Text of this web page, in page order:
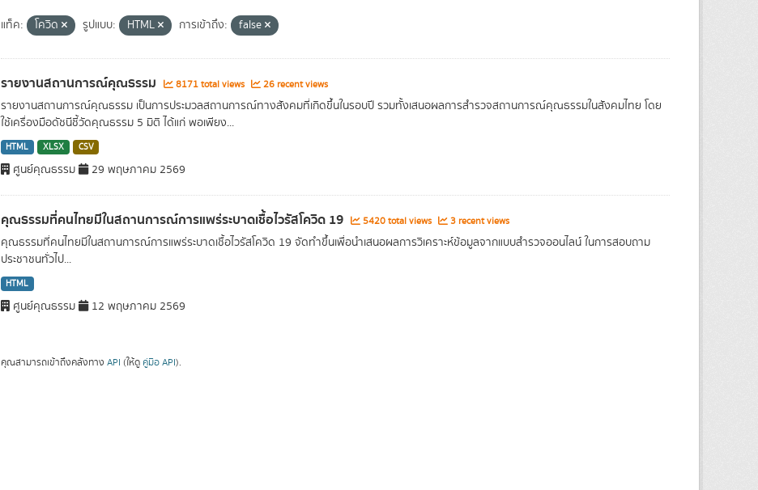
แท็ค: โควิด รูปแบบ: HTML การเข้าถึง: false
รายงานสถานการณ์คุณธรรม 8171 total views 26 recent views
รายงานสถานการณ์คุณธรรม เป็นการประมวลสถานการณ์ทางสังคมที่เกิดขึ้นในรอบปี รวมทั้งเสนอผลการสำรวจสถานการณ์คุณธรรมในสังคมไทย โดย
ใช้เครื่องมือดัชนีชี้วัดคุณธรรม 5 มิติ ได้แก่ พอเพียง...
HTML XLSX CSV
ศูนย์คุณธรรม 29 พฤษภาคม 2569
คุณธรรมที่คนไทยมีในสถานการณ์การแพร่ระบาดเชื้อไวรัสโควิด 19 5420 total views 3 recent views
คุณธรรมที่คนไทยมีในสถานการณ์การแพร่ระบาดเชื้อไวรัสโควิด 19 จัดทำขึ้นเพื่อนำเสนอผลการวิเคราะห์ข้อมูลจากแบบสำรวจออนไลน์ ในการสอบถาม
ประชาชนทั่วไป...
HTML
ศูนย์คุณธรรม 12 พฤษภาคม 2569
คุณสามารถเข้าถึงคลังทาง API (ให้ดู คู่มือ API).